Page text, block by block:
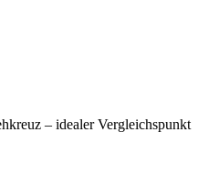
– idealer Vergleichspunkt